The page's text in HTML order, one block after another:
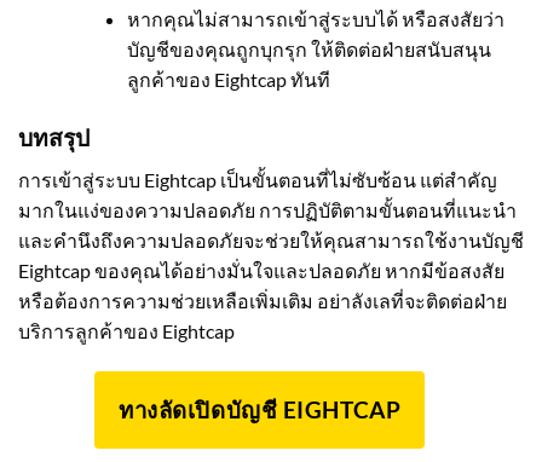
หากคุณไม่สามารถเข้าสู่ระบบได้ หรือสงสัยว่า
บัญชีของคุณถูกบุกรุก ให้ติดต่อฝ่ายสนับสนุน
ลูกค้าของ Eightcap ทันที
บทสรุป
การเข้าสู่ระบบ Eightcap เป็นขั้นตอนที่ไม่ซับซ้อน แต่สำคัญ
มากในแง่ของความปลอดภัย การปฏิบัติตามขั้นตอนที่แนะนำ
และคำนึงถึงความปลอดภัยจะช่วยให้คุณสามารถใช้งานบัญชี
Eightcap ของคุณได้อย่างมั่นใจและปลอดภัย หากมีข้อสงสัย
หรือต้องการความช่วยเหลือเพิ่มเติม อย่าลังเลที่จะติดต่อฝ่าย
บริการลูกค้าของ Eightcap
ทางลัดเปิดบัญชี EIGHTCAP